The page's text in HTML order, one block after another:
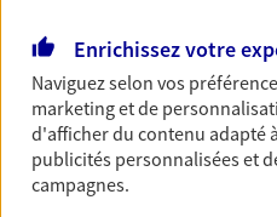
Prévoyance
Pour un avenir serein,
contrat prévoyance.
d'accident ou de
garanties incapacité
invalidité ou de décès.
Enrichissez votre
Naviguez selon vos
marketing et de
d'afficher du contenu adapté
publicités personnalisées et
campagnes.